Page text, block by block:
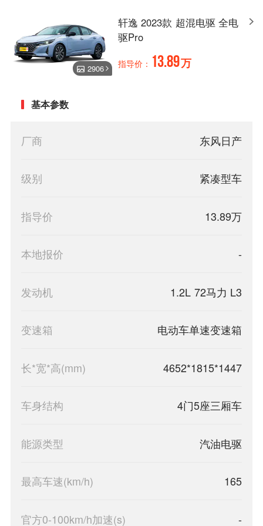
2906
轩逸 2023款 超混电驱 全电
驱Pro
指导价： 13.89万
基本参数
厂商 东风日产
级别 紧凑型车
指导价 13.89万
本地报价 -
发动机 1.2L 72马力 L3
变速箱 电动车单速变速箱
长*宽*高(mm) 4652*1815*1447
车身结构 4门5座三厢车
能源类型 汽油电驱
最高车速(km/h) 165
官方0-100km/h加速(s) -